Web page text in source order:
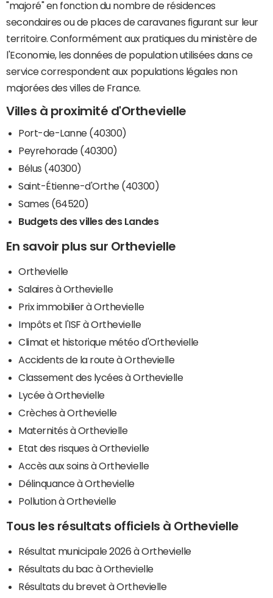
"majoré" en fonction du nombre de résidences
secondaires ou de places de caravanes figurant sur leur
territoire. Conformément aux pratiques du ministère de
l'Economie, les données de population utilisées dans ce
service correspondent aux populations légales non
majorées des villes de France.
Villes à proximité d'Orthevielle
Port-de-Lanne (40300)
Peyrehorade (40300)
Bélus (40300)
Saint-Étienne-d'Orthe (40300)
Sames (64520)
Budgets des villes des Landes
En savoir plus sur Orthevielle
Orthevielle
Salaires à Orthevielle
Prix immobilier à Orthevielle
Impôts et l'ISF à Orthevielle
Climat et historique météo d'Orthevielle
Accidents de la route à Orthevielle
Classement des lycées à Orthevielle
Lycée à Orthevielle
Crèches à Orthevielle
Maternités à Orthevielle
Etat des risques à Orthevielle
Accès aux soins à Orthevielle
Délinquance à Orthevielle
Pollution à Orthevielle
Tous les résultats officiels à Orthevielle
Résultat municipale 2026 à Orthevielle
Résultats du bac à Orthevielle
Résultats du brevet à Orthevielle